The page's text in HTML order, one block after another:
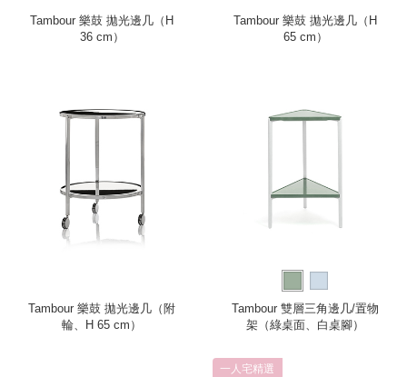
Tambour 樂鼓 拋光邊几（H
36 cm）
Tambour 樂鼓 拋光邊几（H
65 cm）
Tambour 樂鼓 拋光邊几（附
輪、H 65 cm）
Tambour 雙層三角邊几/置物
架（綠桌面、白桌腳）
一人宅精選